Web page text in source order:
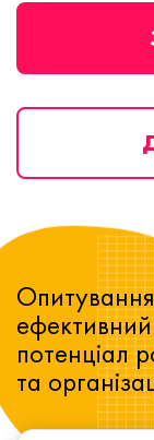
ефективний
потенціал
та